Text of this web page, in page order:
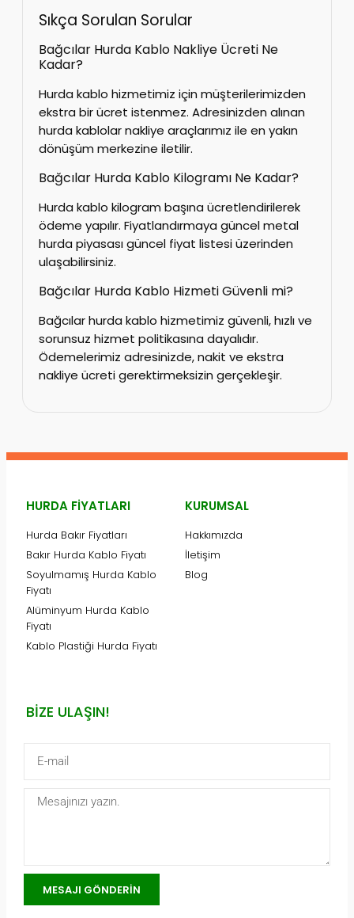
Sıkça Sorulan Sorular
Bağcılar Hurda Kablo Nakliye Ücreti Ne
Kadar?
Hurda kablo hizmetimiz için müşterilerimizden
ekstra bir ücret istenmez. Adresinizden alınan
hurda kablolar nakliye araçlarımız ile en yakın
dönüşüm merkezine iletilir.
Bağcılar Hurda Kablo Kilogramı Ne Kadar?
Hurda kablo kilogram başına ücretlendirilerek
ödeme yapılır. Fiyatlandırmaya güncel metal
hurda piyasası güncel fiyat listesi üzerinden
ulaşabilirsiniz.
Bağcılar Hurda Kablo Hizmeti Güvenli mi?
Bağcılar hurda kablo hizmetimiz güvenli, hızlı ve
sorunsuz hizmet politikasına dayalıdır.
Ödemelerimiz adresinizde, nakit ve ekstra
nakliye ücreti gerektirmeksizin gerçekleşir.
HURDA FIYATLARI
Hurda Bakır Fiyatları
Bakır Hurda Kablo Fiyatı
Soyulmamış Hurda Kablo
Fiyatı
Alüminyum Hurda Kablo
Fiyatı
Kablo Plastiği Hurda Fiyatı
KURUMSAL
Hakkımızda
İletişim
Blog
BIZE ULAŞIN!
MESAJI GÖNDERIN